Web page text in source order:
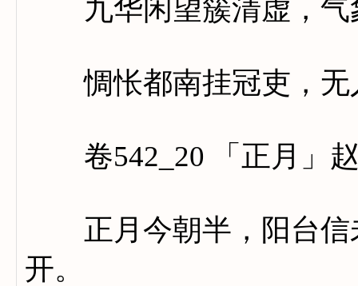
九华闲望簇清虚，气
惆怅都南挂冠吏，无
卷542_20 「正月」
正月今朝半，阳台信
开。